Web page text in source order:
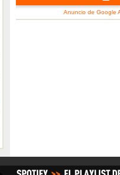
Anuncio de Google